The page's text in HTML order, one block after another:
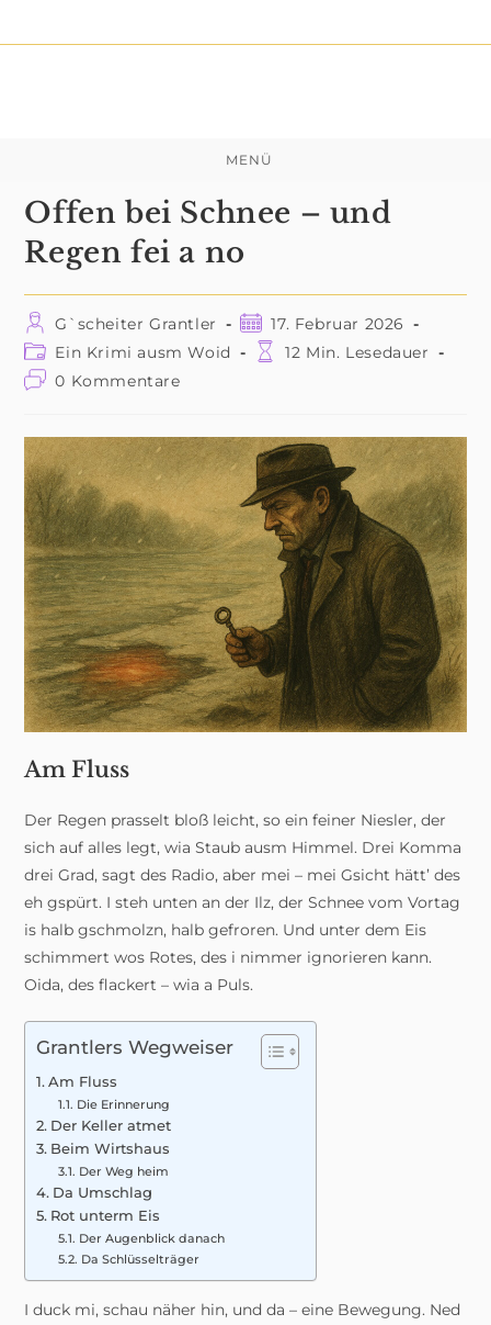
Inhalt
MENÜ
Offen bei Schnee – und
Regen fei a no
Beitrags-
Autor:
G`scheiter Grantler
Beitrag
veröffentlicht:
17. Februar 2026
Beitrags-
Kategorie:
Ein Krimi ausm Woid Lesedauer:
12 Min. Lesedauer
Beitrags-
0 Kommentare
Am Fluss
Der Regen prasselt bloß leicht, so ein feiner Niesler, der
sich auf alles legt, wia Staub ausm Himmel. Drei Komma
drei Grad, sagt des Radio, aber mei – mei Gsicht hätt’ des
eh gspürt. I steh unten an der Ilz, der Schnee vom Vortag
is halb gschmolzn, halb gefroren. Und unter dem Eis
schimmert wos Rotes, des i nimmer ignorieren kann.
Oida, des flackert – wia a Puls.
Grantlers Wegweiser
Am Fluss
Die Erinnerung
Der Keller atmet
Beim Wirtshaus
Der Weg heim
Da Umschlag
Rot unterm Eis
Der Augenblick danach
Da Schlüsselträger
I duck mi, schau näher hin, und da – eine Bewegung. Ned